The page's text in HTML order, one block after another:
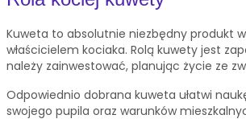
Kuweta to absolutnie niezbędny produkt
właścicielem kociaka. Rolą kuwety jest
należy zainwestować, planując życie ze
Odpowiednio dobrana kuweta ułatwi
swojego pupila oraz warunków